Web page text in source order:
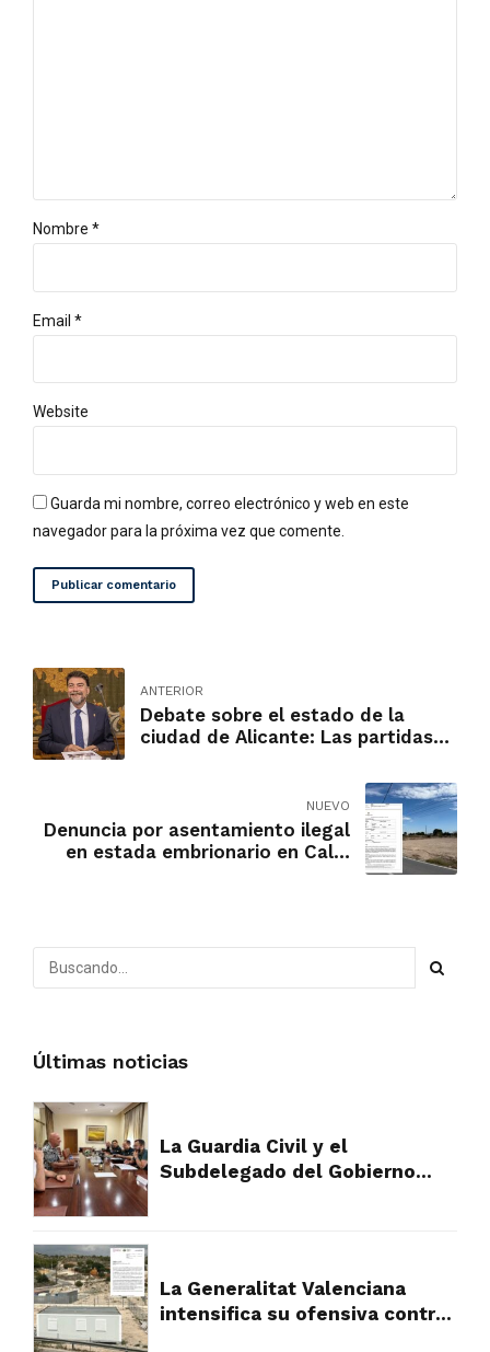
Nombre *
Email *
Website
Guarda mi nombre, correo electrónico y web en este
navegador para la próxima vez que comente.
Publicar comentario
ANTERIOR
Debate sobre el estado de la
ciudad de Alicante: Las partidas
la transformación prometida
NUEVO
Denuncia por asentamiento ilegal
en estada embrionario en Calle
Últimas noticias
La Guardia Civil y el
Subdelegado del Gobierno
La Generalitat Valenciana
intensifica su ofensiva contra